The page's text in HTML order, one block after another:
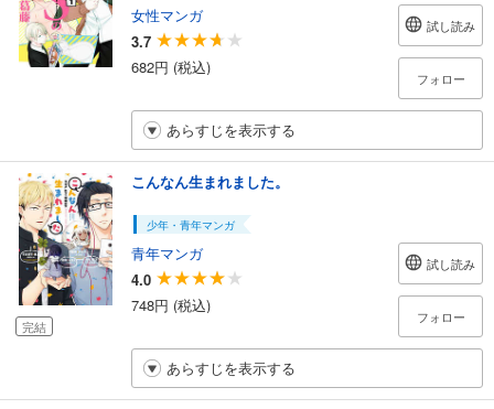
女性マンガ
3.7
682円 (税込)
試し読み
フォロー
あらすじを表示する
完結
こんなん生まれました。
少年・青年マンガ
青年マンガ
4.0
748円 (税込)
試し読み
フォロー
あらすじを表示する